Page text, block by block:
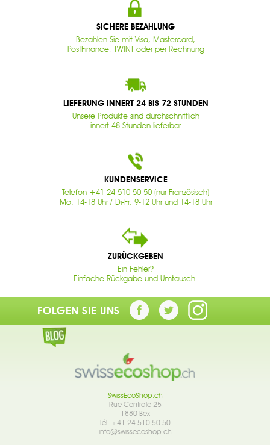
SICHERE BEZAHLUNG
Bezahlen Sie mit Visa, Mastercard,
PostFinance, TWINT oder per Rechnung
LIEFERUNG INNERT 24 BIS 72 STUNDEN
Unsere Produkte sind durchschnittlich
innert 48 Stunden lieferbar
KUNDENSERVICE
Telefon +41 24 510 50 50 (nur Französisch)
Mo: 14-18 Uhr / Di-Fr: 9-12 Uhr und 14-18 Uhr
ZURÜCKGEBEN
Ein Fehler?
Einfache Rückgabe und Umtausch.
FOLGEN SIE UNS
SwissEcoShop.ch
Rue Centrale 25
1880 Bex
Tél. +41 24 510 50 50
info@swissecoshop.ch